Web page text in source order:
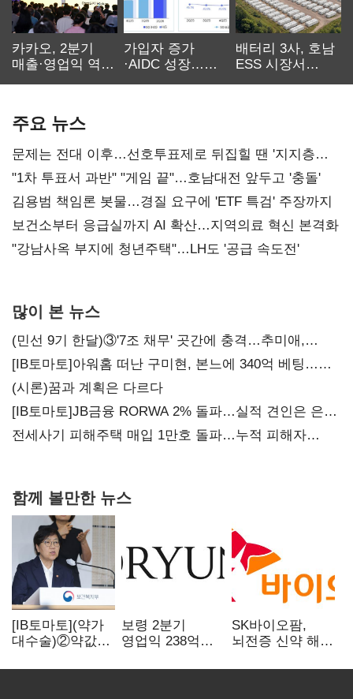
카카오, 2분기
매출·영업익 역대
가입자 증가
·AIDC 성장…
배터리 3사, 호남
ESS 시장서
주요 뉴스
문제는 전대 이후…선호투표제로 뒤집힐 땐 '지지층
불복'
"1차 투표서 과반" "게임 끝"…호남대전 앞두고 '충돌'
김용범 책임론 봇물…경질 요구에 'ETF 특검' 주장까지
보건소부터 응급실까지 AI 확산…지역의료 혁신 본격화
"강남사옥 부지에 청년주택"…LH도 '공급 속도전'
많이 본 뉴스
(민선 9기 한달)③'7조 채무' 곳간에 충격…추미애,
20년만에 '비상재정' 선언 승부수
[IB토마토]아워홈 떠난 구미현, 본느에 340억 베팅…
가족 지배체제 구축
(시론)꿈과 계획은 다르다
[IB토마토]JB금융 RORWA 2% 돌파…실적 견인은 은행
아닌 캐피탈
전세사기 피해주택 매입 1만호 돌파…누적 피해자
함께 볼만한 뉴스
[IB토마토](약가
대수술)②약값
축소…제약업계
보령 2분기
영업익 238억…
SK바이오팜,
뇌전증 신약 해외
차세대 신약 개발